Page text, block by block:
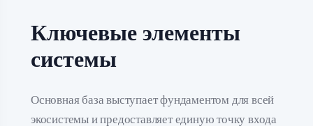
Ключевые элементы
системы
Основная база выступает фундаментом для всей
экосистемы и предоставляет единую точку входа